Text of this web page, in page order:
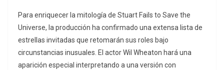
Para enriquecer la mitología de Stuart Fails to Save the
Universe, la producción ha confirmado una extensa lista de
estrellas invitadas que retomarán sus roles bajo
circunstancias inusuales. El actor Wil Wheaton hará una
aparición especial interpretando a una versión con